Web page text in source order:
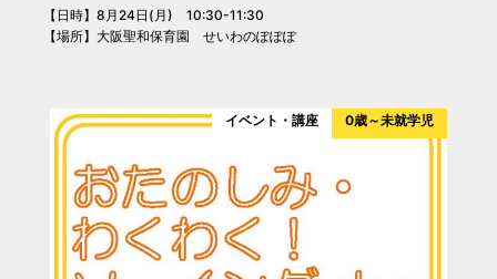
【日時】8月24日(月) 10:30-11:30
【場所】大阪聖和保育園 せいわのぽぽぽ
イベント・講座 0歳～未就学児